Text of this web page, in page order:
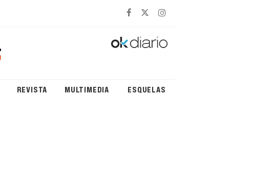
REVISTA MULTIMEDIA ESQUELAS